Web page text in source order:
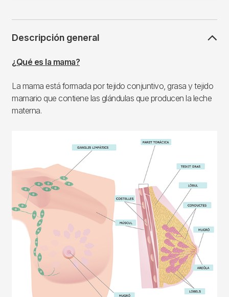
Descripción general
¿Qué es la mama?
La mama está formada por tejido conjuntivo, grasa y tejido
mamario que contiene las glándulas que producen la leche
materna.